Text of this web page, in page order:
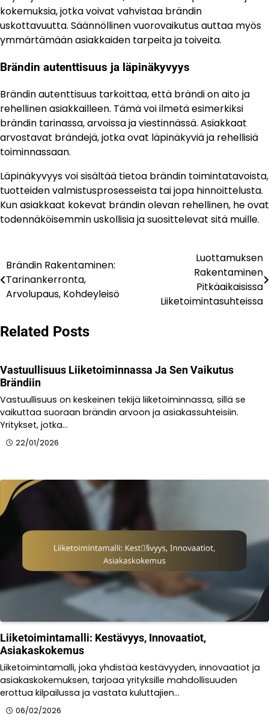
kokemuksia, jotka voivat vahvistaa brändin
uskottavuutta. Säännöllinen vuorovaikutus auttaa myös
ymmärtämään asiakkaiden tarpeita ja toiveita.
Brändin autenttisuus ja läpinäkyvyys
Brändin autenttisuus tarkoittaa, että brändi on aito ja
rehellinen asiakkailleen. Tämä voi ilmetä esimerkiksi
brändin tarinassa, arvoissa ja viestinnässä. Asiakkaat
arvostavat brändejä, jotka ovat läpinäkyviä ja rehellisiä
toiminnassaan.
Läpinäkyvyys voi sisältää tietoa brändin toimintatavoista,
tuotteiden valmistusprosesseista tai jopa hinnoittelusta.
Kun asiakkaat kokevat brändin olevan rehellinen, he ovat
todennäköisemmin uskollisia ja suosittelevat sitä muille.
Post
navigation
Brändin Rakentaminen:
Tarinankerronta,
Arvolupaus, Kohdeyleisö
Luottamuksen
Rakentaminen
Pitkäaikaisissa
Liiketoimintasuhteissa
Related Posts
Vastuullisuus Liiketoiminnassa Ja Sen Vaikutus
Brändiin
Vastuullisuus on keskeinen tekijä liiketoiminnassa, sillä se
vaikuttaa suoraan brändin arvoon ja asiakassuhteisiin.
Yritykset, jotka…
22/01/2026
Liiketoimintamalli: Kestävyys, Innovaatiot,
Asiakaskokemus
Liiketoimintamalli, joka yhdistää kestävyyden, innovaatiot ja
asiakaskokemuksen, tarjoaa yrityksille mahdollisuuden
erottua kilpailussa ja vastata kuluttajien…
06/02/2026